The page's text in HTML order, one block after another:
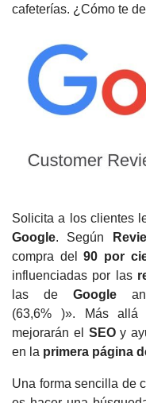
cafeterías. ¿Cómo te
Solicita a los clientes
Google. Según
compra del90 por
influenciadas por las
las de Google
(63,6% )». Más
mejorarán el SEOy
en la primera página
Una forma sencilla de